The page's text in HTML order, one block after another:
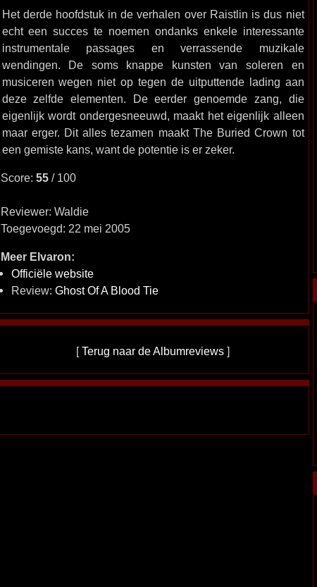
Het derde hoofdstuk in de verhalen over Raistlin is dus niet
echt een succes te noemen ondanks enkele interessante
instrumentale passages en verrassende muzikale
wendingen. De soms knappe kunsten van soleren en
musiceren wegen niet op tegen de uitputtende lading aan
deze zelfde elementen. De eerder genoemde zang, die
eigenlijk wordt ondergesneeuwd, maakt het eigenlijk alleen
maar erger. Dit alles tezamen maakt The Buried Crown tot
een gemiste kans, want de potentie is er zeker.
Score: 55/ 100
Reviewer: Waldie
Toegevoegd: 22 mei 2005
Meer Elvaron:
Officiële website
Review: Ghost Of A Blood Tie
[Terug naar de Albumreviews ]